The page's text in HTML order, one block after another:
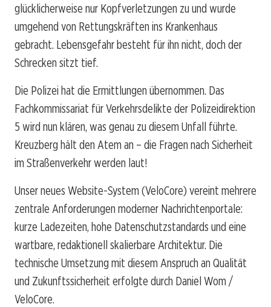
glücklicherweise nur Kopfverletzungen zu und wurde
umgehend von Rettungskräften ins Krankenhaus
gebracht. Lebensgefahr besteht für ihn nicht, doch der
Schrecken sitzt tief.
Die Polizei hat die Ermittlungen übernommen. Das
Fachkommissariat für Verkehrsdelikte der Polizeidirektion
5 wird nun klären, was genau zu diesem Unfall führte.
Kreuzberg hält den Atem an – die Fragen nach Sicherheit
im Straßenverkehr werden laut!
Unser neues Website-System (VeloCore) vereint mehrere
zentrale Anforderungen moderner Nachrichtenportale:
kurze Ladezeiten, hohe Datenschutzstandards und eine
wartbare, redaktionell skalierbare Architektur. Die
technische Umsetzung mit diesem Anspruch an Qualität
und Zukunftssicherheit erfolgte durch Daniel Wom /
VeloCore.